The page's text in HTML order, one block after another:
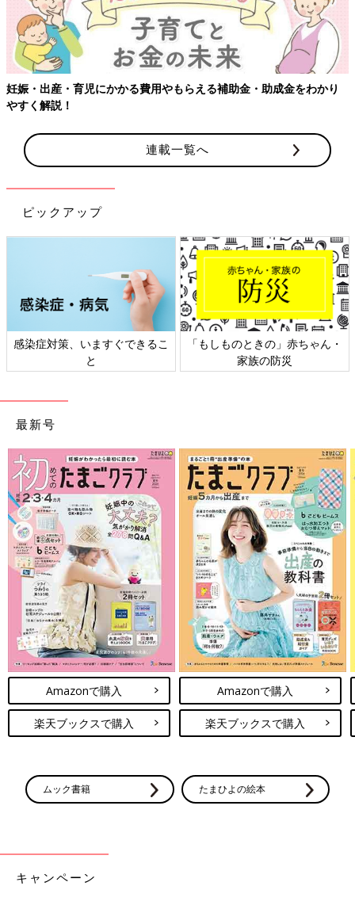
せたポップなカラフルコーデもおすすめです。
キッズのストリートコーデに！配色が超絶おしゃれ
なラガーシャツ
出典：Instagramアカウント「teemama3333」
こちらのラガーシャツは、てぃーさんが紹介している「TOO
SUNDAY（トゥーサンデイ）」のアイテム。イエロー×ネイビー
の配色はもちろん、グリーンのロゴもおしゃれですよね！首もと
のボタンはスナップ仕様なので、着脱も簡単◎。ワイドシルエッ
トのパンツと合わせた、ゆるっとストリートコーデがおすすめで
す♪
何色もゲットしたくなるほどかわいい！デイリー使
いもしやすいパンツ
妊娠・出産・育児にかかる費用やもらえる補助金・助成金をわかり
やすく解説！
連載一覧へ
ピックアップ
感染症対策、いますぐできるこ
と
「もしものときの」赤ちゃん・
家族の防災
最新号
Amazonで購入
楽天ブックスで購入
Amazonで購入
楽天ブックスで購入
ムック書籍 たまひよの絵本
キャンペーン